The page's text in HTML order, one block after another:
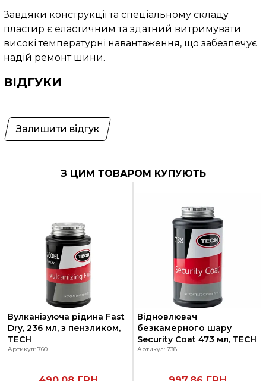
Завдяки конструкції та спеціальному складу
пластир є еластичним та здатний витримувати
високі температурні навантаження, що забезпечує
надій ремонт шини.
ВІДГУКИ
Залишити відгук
З ЦИМ ТОВАРОМ КУПУЮТЬ
Вулканізуюча рідина Fast
Dry, 236 мл, з пензликом,
TECH
Артикул: 760
Відновлювач
безкамерного шару
Security Coat 473 мл, TECH
Артикул: 738